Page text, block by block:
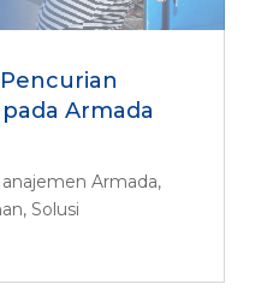
Armada
Armada,
, Solusi